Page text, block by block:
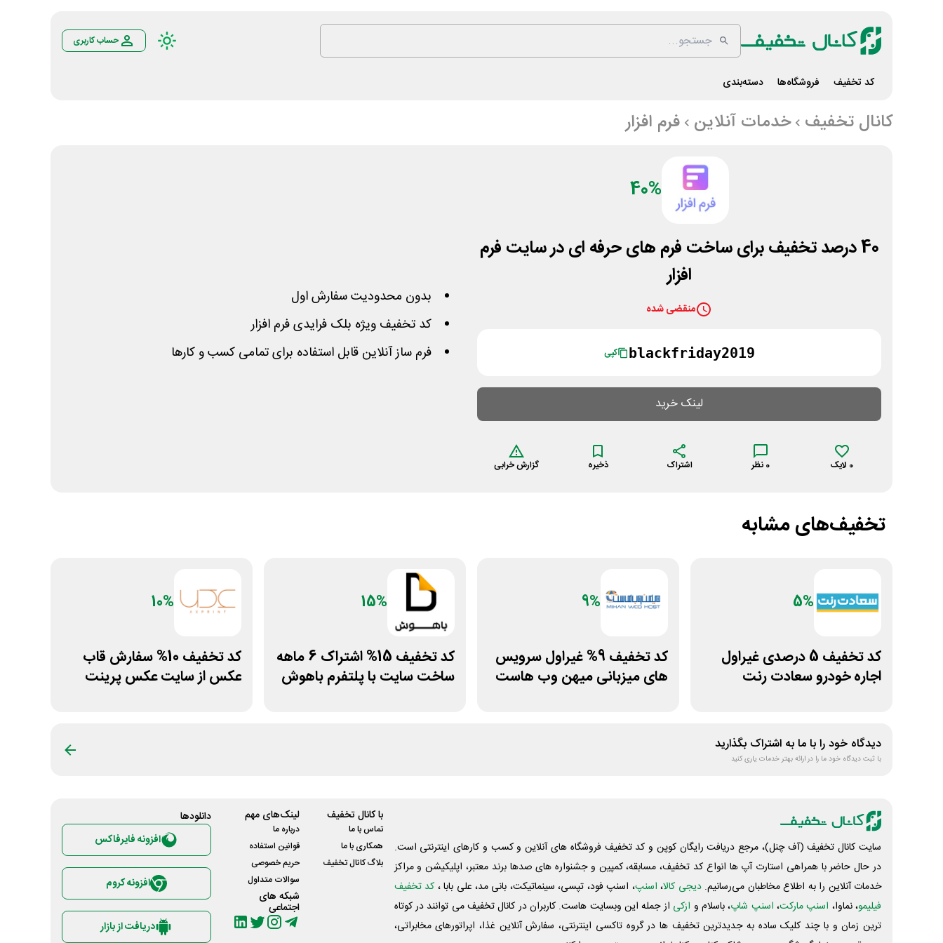
حساب کاربری
کد تخفیف فروشگاه‌ها دسته‌بندی
کانال تخفیف خدمات آنلاین فرم افزار
40%
40 درصد تخفیف برای ساخت فرم های حرفه ای در سایت فرم
افزار
منقضی شده
blackfriday2019 کپی
لینک خرید
0 لایک 0 نظر اشتراک ذخیره گزارش خرابی
بدون محدودیت سفارش اول
کد تخفیف ویژه بلک فرایدی فرم افزار
فرم ساز آنلاین قابل استفاده برای تمامی کسب و کارها
تخفیف‌های مشابه
5%
کد تخفیف 5 درصدی غیراول
اجاره خودرو سعادت رنت
9%
کد تخفیف 9% غیراول سرویس
های میزبانی میهن وب هاست
15%
کد تخفیف 15% اشتراک 6 ماهه
ساخت سایت با پلتفرم باهوش
10%
کد تخفیف 10% سفارش قاب
عکس از سایت عکس پرینت
دیدگاه خود را با ما به اشتراک بگذارید
با ثبت دیدگاه خود ما را در ارائه بهتر خدمات یاری کنید
سایت کانال تخفیف (آف چنل)، مرجع دریافت رایگان کوپن و کد تخفیف فروشگاه های آنلاین و کسب و‌ کارهای اینترنتی است.
در حال حاضر با همراهی استارت آپ ها انواع کد تخفیف، مسابقه، کمپین و جشنواره های صدها برند معتبر، اپلیکیشن و مراکز
خدمات آنلاین را به اطلاع مخاطبان می‌رسانیم. دیجی کالا، اسنپ، اسنپ فود، تپسی، سینماتیکت، بانی مد، علی‌ بابا ، کد تخفیف
فیلیمو، نماوا، اسنپ مارکت، اسنپ شاپ، باسلام و ازکی از جمله این وبسایت ‌هاست. کاربران در کانال تخفیف می توانند در کوتاه
ترین زمان و با چند کلیک ساده به جدیدترین تخفیف ها در گروه تاکسی اینترنتی، سفارش آنلاین غذا، اپراتورهای مخابراتی،
با کانال تخفیف
تماس با ما
همکاری با ما
بلاگ کانال تخفیف
لینک‌های مهم
درباره ما
قوانین استفاده
حریم خصوصی
سوالات متداول
شبکه های
اجتماعی
دانلود‌ها
افزونه فایرفاکس
افزونه کروم
دریافت از بازار